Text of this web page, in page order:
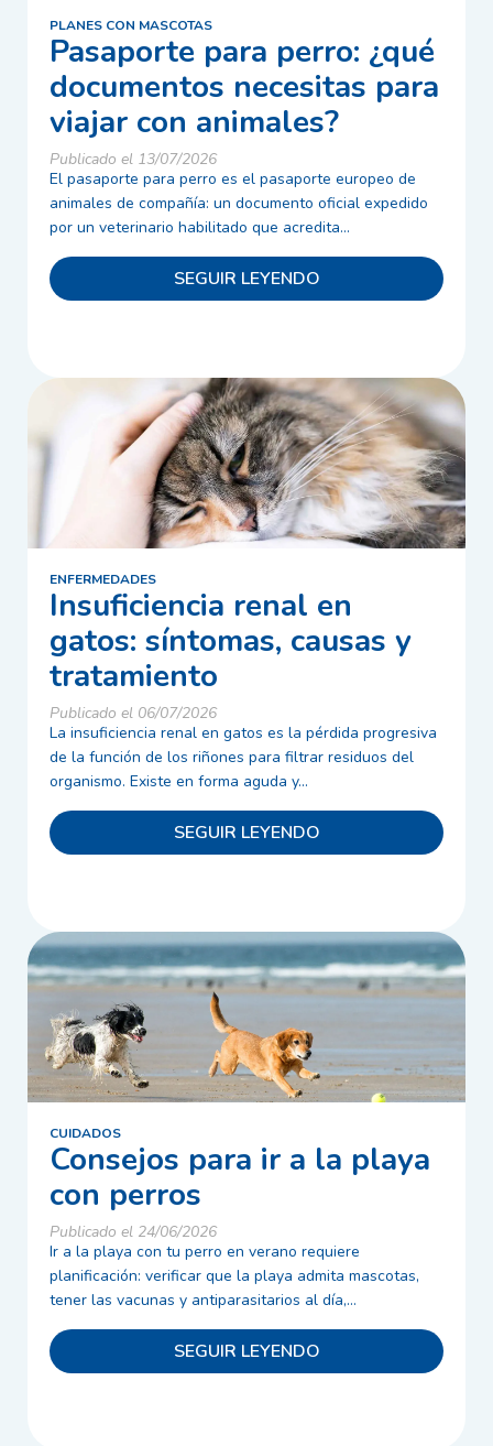
PLANES CON MASCOTAS
Pasaporte para perro: ¿qué
documentos necesitas para
viajar con animales?
Publicado el 13/07/2026
El pasaporte para perro es el pasaporte europeo de
animales de compañía: un documento oficial expedido
por un veterinario habilitado que acredita...
SEGUIR LEYENDO
ENFERMEDADES
Insuficiencia renal en
gatos: síntomas, causas y
tratamiento
Publicado el 06/07/2026
La insuficiencia renal en gatos es la pérdida progresiva
de la función de los riñones para filtrar residuos del
organismo. Existe en forma aguda y...
SEGUIR LEYENDO
CUIDADOS
Consejos para ir a la playa
con perros
Publicado el 24/06/2026
Ir a la playa con tu perro en verano requiere
planificación: verificar que la playa admita mascotas,
tener las vacunas y antiparasitarios al día,...
SEGUIR LEYENDO